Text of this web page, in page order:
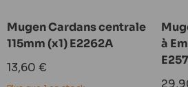
Mugen Cardans centrale
115mm (x1) E2262A
Prix
réduit
13,60 €
à
Prix